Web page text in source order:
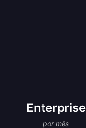
Enterprise
por mês